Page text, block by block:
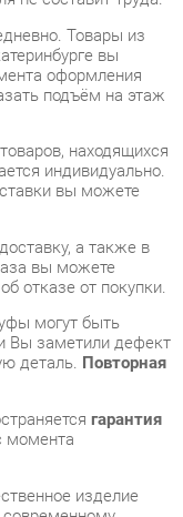
находящихся
индивидуально.
вы можете
вы можете
от покупки.
могут быть
деталь.Повторная
гарантия
изделие
приобретением, и
его
нашим